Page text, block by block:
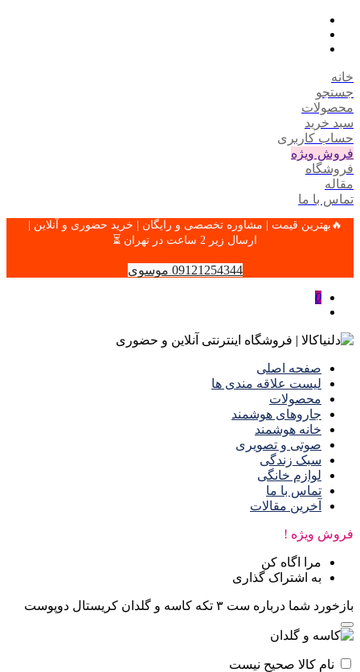
خانه
جستجو
محصولات
سبد خرید
حساب کاربری
فروش ویژه
فروشگاه
مقاله
تماس با ما
🔥بهترین قیمت | مشاوره تخصصی و رایگان | خرید حضوری و آنلاین |
ارسال زیر 2 ساعت در تهران ⏳
09121254344 موسوی
0
صفحه اصلی
لیست علاقه مندی ها
محصولات
جاروهای هوشمند
خانه هوشمند
صوتی و تصویری
سبک زندگی
لوازم خانگی
تماس با ما
آخرین مقالات
فروش ویژه !
مرا اگاه کن
به اشتراک گذاری
بازخورد شما درباره ست ٣ تكه کاسه و گلدان كريستال دوپوست
نام کالا صحیح نیست